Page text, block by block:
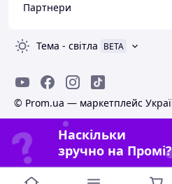
Партнери
Тема - світла BETA
© Prom.ua — маркетплейс
Наскільки
зручно на Промі?